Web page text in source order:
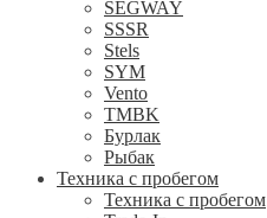
SEGWAY
SSSR
Stels
SYM
Vento
TMBK
Бурлак
Рыбак
Техника с пробегом
Техника с пробегом